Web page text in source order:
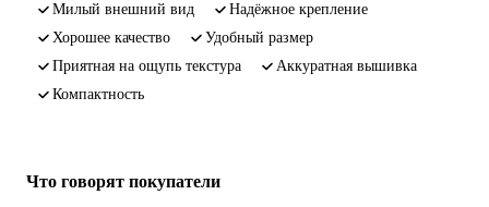
милый внешний вид
надёжное крепление
хорошее качество
удобный размер
приятная на ощупь текстура
аккуратная вышивка
компактность
Что говорят покупатели